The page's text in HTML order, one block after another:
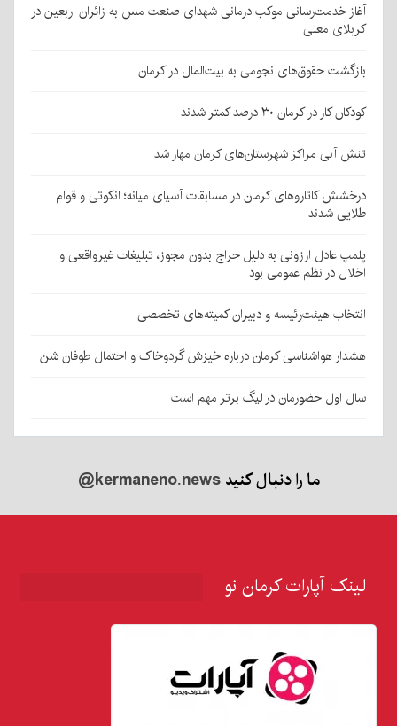
آغاز خدمت‌رسانی موکب درمانی شهدای صنعت مس به زائران اربعین در
کربلای معلی
بازگشت حقوق‌های نجومی به بیت‌المال در کرمان
کودکان کار در کرمان ۳۰ درصد کمتر شدند
تنش آبی مراکز شهرستان‌های کرمان مهار شد
درخشش کاتاروهای کرمان در مسابقات آسیای میانه؛ انکوتی و قوام
طلایی شدند
پلمپ عادل ارزونی به دليل حراج بدون مجوز، تبليغات غیرواقعی و
اخلال در نظم عمومی بود
انتخاب هیئت‌رئیسه و دبیران کمیته‌های تخصصی
هشدار هواشناسی کرمان درباره خیزش گردوخاک و احتمال طوفان شن
سال اول حضورمان در لیگ برتر مهم است
ما را دنبال کنید@kermaneno.news
لینک آپارات کرمان نو